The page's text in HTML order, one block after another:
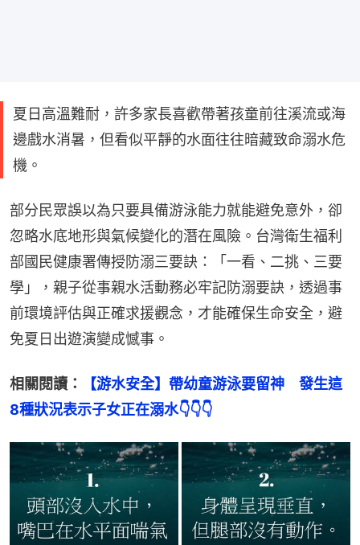
夏日高溫難耐，許多家長喜歡帶著孩童前往溪流或海
邊戲水消暑，但看似平靜的水面往往暗藏致命溺水危
機。
部分民眾誤以為只要具備游泳能力就能避免意外，卻
忽略水底地形與氣候變化的潛在風險。台灣衛生福利
部國民健康署傳授防溺三要訣：「一看、二挑、三要
學」，親子從事親水活動務必牢記防溺要訣，透過事
前環境評估與正確求援觀念，才能確保生命安全，避
免夏日出遊演變成憾事。
相關閱讀：
【游水安全】帶幼童游泳要留神　發生這
8種狀況表示子女正在溺水👇👇👇